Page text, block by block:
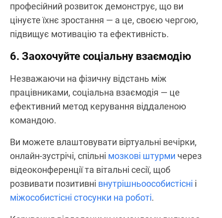
професійний розвиток демонструє, що ви
цінуєте їхнє зростання — а це, своєю чергою,
підвищує мотивацію та ефективність.
6. Заохочуйте соціальну взаємодію
Незважаючи на фізичну відстань між
працівниками, соціальна взаємодія — це
ефективний метод керування віддаленою
командою.
Ви можете влаштовувати віртуальні вечірки,
онлайн-зустрічі, спільні мозкові штурми через
відеоконференції та вітальні сесії, щоб
розвивати позитивні внутрішньоособистісні і
міжособистісні стосунки на роботі.